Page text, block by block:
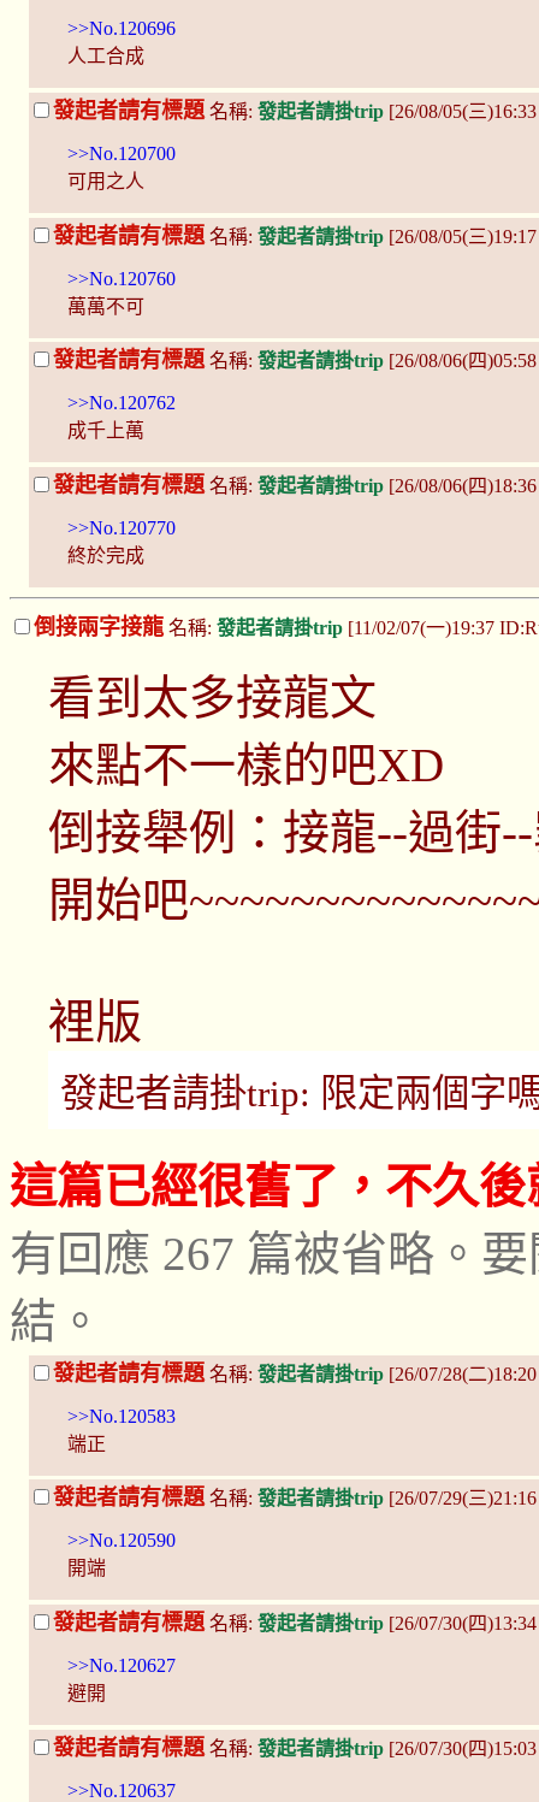
>>No.120696
人工合成
發起者請有標題 名稱: 發起者請掛trip [26/08/05(三
>>No.120700
可用之人
發起者請有標題 名稱: 發起者請掛trip [26/08/05(三
>>No.120760
萬萬不可
發起者請有標題 名稱: 發起者請掛trip [26/08/06(四
>>No.120762
成千上萬
發起者請有標題 名稱: 發起者請掛trip [26/08/06(四
>>No.120770
終於完成
倒接兩字接龍 名稱: 發起者請掛trip [11/02/07(一)19:37
看到太多接龍文
來點不一樣的吧XD
倒接舉例：接龍--過街
開始吧
裡版
發起者請掛trip: 限定兩個字
這篇已經很舊了，不久
有回應 267 篇被省略。
結。
發起者請有標題 名稱: 發起者請掛trip [26/07/28(二
>>No.120583
端正
發起者請有標題 名稱: 發起者請掛trip [26/07/29(三
>>No.120590
開端
發起者請有標題 名稱: 發起者請掛trip [26/07/30(四
>>No.120627
避開
發起者請有標題 名稱: 發起者請掛trip [26/07/30(四
>>No.120637